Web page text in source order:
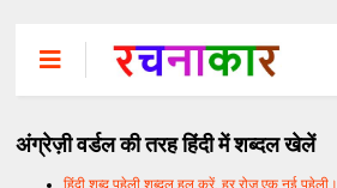
अंग्रेज़ी वर्डल की तरह हिंदी में शब्दल खेलें
हिंदी शब्द पहेली शब्दल हल करें, हर रोज एक नई पहेली।